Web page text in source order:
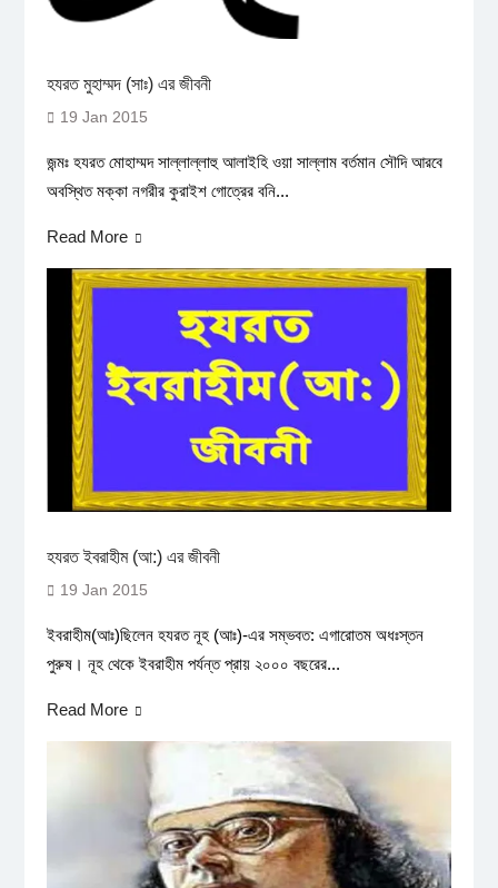
হযরত মুহাম্মদ (সাঃ) এর জীবনী
19 Jan 2015
জন্মঃ হযরত মোহাম্মদ সাল্লাল্লাহু আলাইহি ওয়া সাল্লাম বর্তমান সৌদি আরবে
অবস্থিত মক্কা নগরীর কুরাইশ গোত্রের বনি...
Read More
হযরত ইবরাহীম (আ:) এর জীবনী
19 Jan 2015
ইবরাহীম(আঃ)ছিলেন হযরত নূহ (আঃ)-এর সম্ভবত: এগারোতম অধঃস্তন
পুরুষ। নূহ থেকে ইবরাহীম পর্যন্ত প্রায় ২০০০ বছরের...
Read More